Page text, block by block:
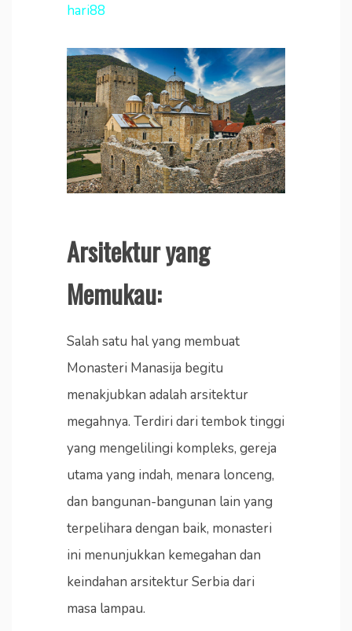
hari88
Arsitektur yang
Memukau:
Salah satu hal yang membuat
Monasteri Manasija begitu
menakjubkan adalah arsitektur
megahnya. Terdiri dari tembok tinggi
yang mengelilingi kompleks, gereja
utama yang indah, menara lonceng,
dan bangunan-bangunan lain yang
terpelihara dengan baik, monasteri
ini menunjukkan kemegahan dan
keindahan arsitektur Serbia dari
masa lampau.